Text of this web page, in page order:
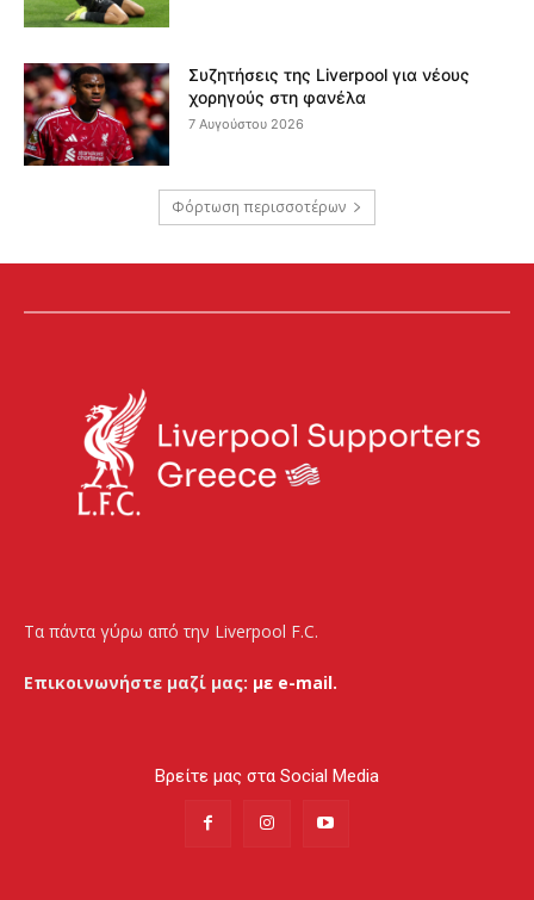
Συζητήσεις της Liverpool για νέους
χορηγούς στη φανέλα
7 Αυγούστου 2026
Φόρτωση περισσοτέρων
Τα πάντα γύρω από την Liverpool F.C.
Επικοινωνήστε μαζί μας: με e-mail.
Βρείτε μας στα Social Media